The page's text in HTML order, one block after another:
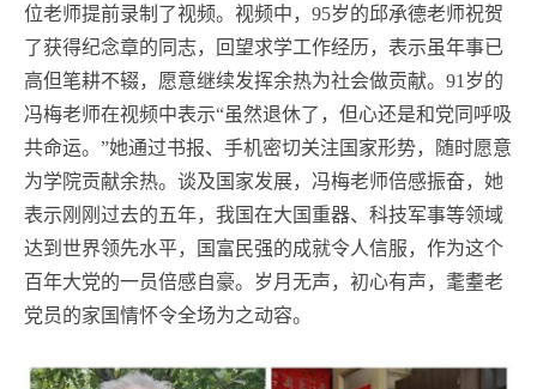
位老师提前录制了视频。视频中，95岁的邱承德老师祝贺
了获得纪念章的同志，回望求学工作经历，表示虽年事已
高但笔耕不辍，愿意继续发挥余热为社会做贡献。91岁的
冯梅老师在视频中表示“虽然退休了，但心还是和党同呼吸
共命运。”她通过书报、手机密切关注国家形势，随时愿意
为学院贡献余热。谈及国家发展，冯梅老师倍感振奋，她
表示刚刚过去的五年，我国在大国重器、科技军事等领域
达到世界领先水平，国富民强的成就令人信服，作为这个
百年大党的一员倍感自豪。岁月无声，初心有声，耄耋老
党员的家国情怀令全场为之动容。